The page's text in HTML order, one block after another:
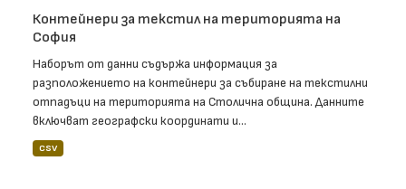
Контейнери за текстил на територията на
София
Наборът от данни съдържа информация за
разположението на контейнери за събиране на текстилни
отпадъци на територията на Столична община. Данните
включват географски координати и...
CSV